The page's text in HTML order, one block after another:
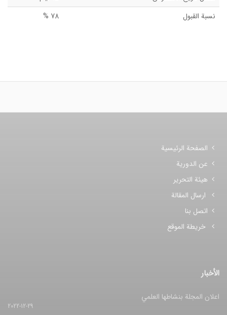
نسبة القبول
78 %
الصفحة الرئيسية
عن الدورية
هيئة التحرير
ارسال المقالة
اتصل بنا
خريطة الموقع
الأخبار
اعلان المجلة بنشاطها العلمي
2022-12-29